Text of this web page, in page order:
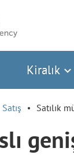
Kiralık
Satış Satılık